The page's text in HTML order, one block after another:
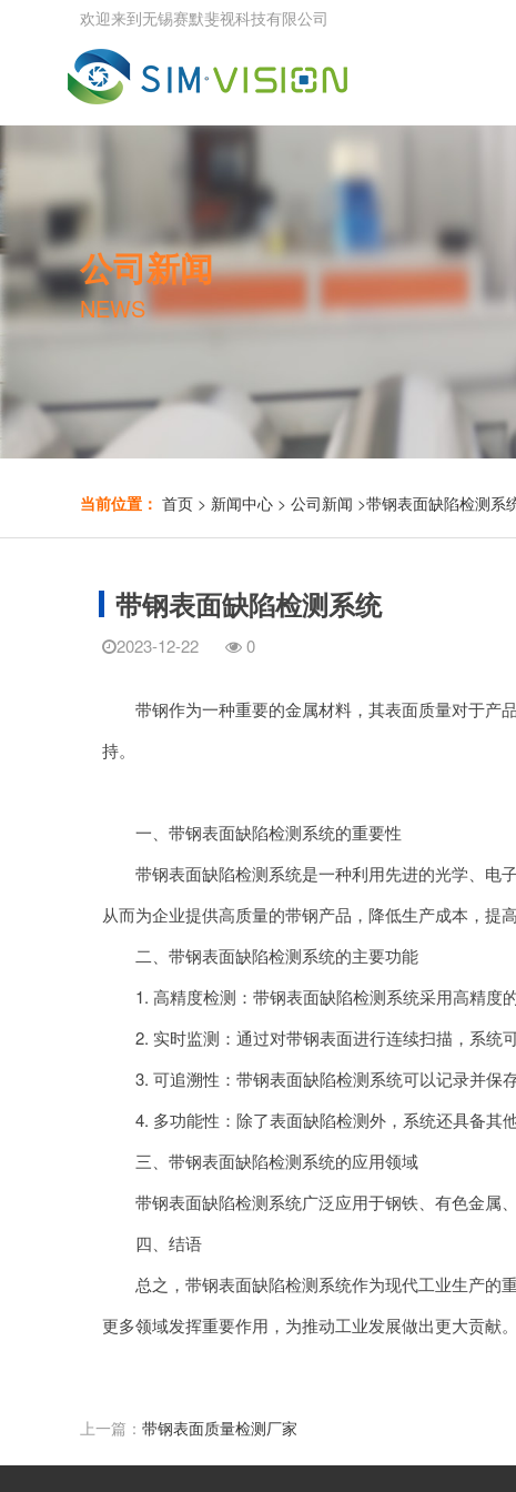
欢迎来到无锡赛默斐视科技有限公司
公司新闻
NEWS
当前位置： 首页 > 新闻中心 > 公司新闻 >带钢表面缺陷检测系
带钢表面缺陷检测系统
2023-12-22 0
带钢作为一种重要的金属材料，其表面质量对于产
持。
一、带钢表面缺陷检测系统的重要性
带钢表面缺陷检测系统是一种利用先进的光学、电子
从而为企业提供高质量的带钢产品，降低生产成本，提高
二、带钢表面缺陷检测系统的主要功能
1. 高精度检测：带钢表面缺陷检测系统采用高精度的
2. 实时监测：通过对带钢表面进行连续扫描，系统
3. 可追溯性：带钢表面缺陷检测系统可以记录并保
4. 多功能性：除了表面缺陷检测外，系统还具备其
三、带钢表面缺陷检测系统的应用领域
带钢表面缺陷检测系统广泛应用于钢铁、有色金属、
四、结语
总之，带钢表面缺陷检测系统作为现代工业生产的
更多领域发挥重要作用，为推动工业发展做出更大贡献。
上一篇： 带钢表面质量检测厂家